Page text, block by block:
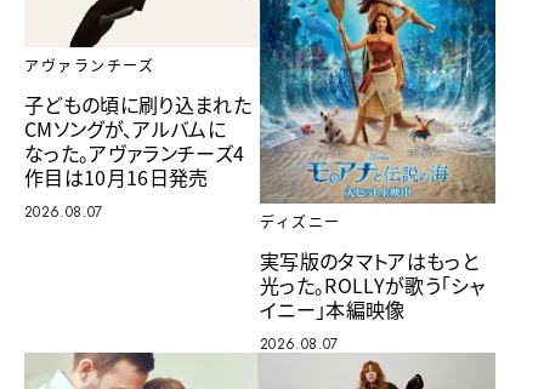
アヴァランチーズ
子どもの頃に刷り込まれた
CMソングが、アルバムに
なった。アヴァランチーズ4
作目は10月16日発売
2026.08.07 ディズニー
実写版のタマトアはもっと
光った。ROLLYが歌う「シャ
イニー」本編映像
2026.08.07